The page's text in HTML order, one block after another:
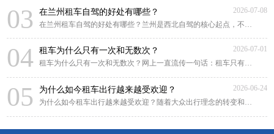
03 在兰州租车自驾的好处有哪些？
2026-07-08
在兰州租车自驾的好处有哪些？兰州是西北自驾的核心起点，不管是市区畅游黄河风情线，
04 租车为什么只有一次和无数次？
2026-07-01
租车为什么只有一次和无数次？网上一直流传一句话：租车只有一次和无数次。很多人原
05 为什么如今租车出行越来越受欢迎？
2026-06-24
为什么如今租车出行越来越受欢迎？随着大众出行理念的转变和租车行业的规范化发展，租